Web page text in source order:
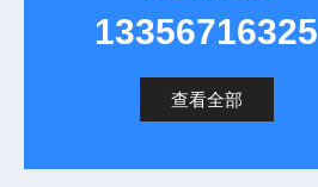
13356716325
查看全部